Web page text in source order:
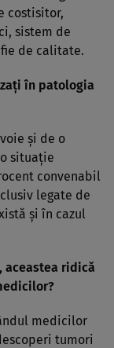
costisitor,
sistem de
de calitate.
în patologia
şi de o
situaţie
convenabil
legate de
şi în cazul
aceastea ridică
medicilor
tumori